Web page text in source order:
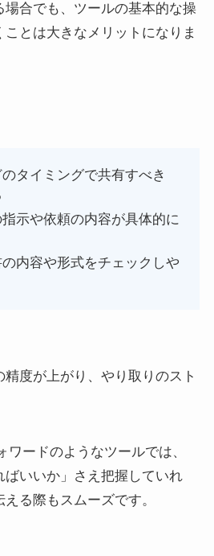
合でも、ツールの基本的な操
とは大きなメリットになりま
のタイミングで共有すべき
示や依頼の内容が具体的に
内容や形式をチェックしや
度が上がり、やり取りのスト
ワードのようなツールでは、
ばいいか」さえ把握していれ
る際もスムーズです。